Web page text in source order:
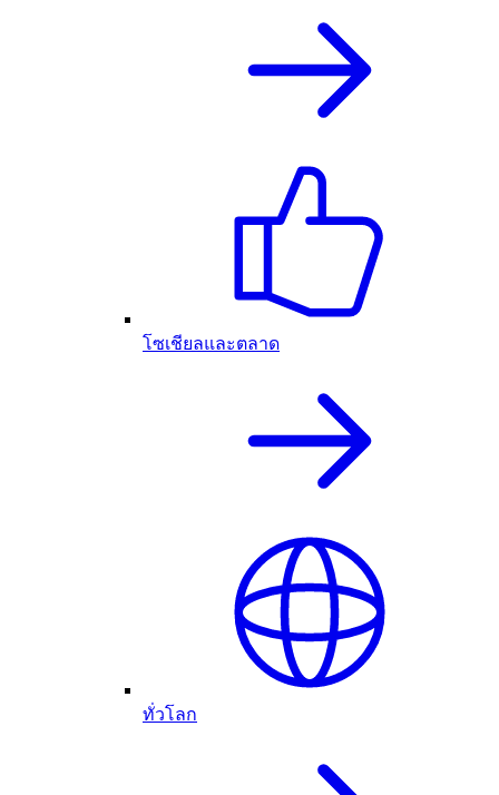
โซเชียลและตลาด
ทั่วโลก